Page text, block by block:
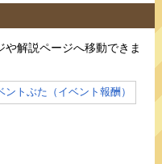
や解説ページへ移動できま
トぶた（イベント報酬）